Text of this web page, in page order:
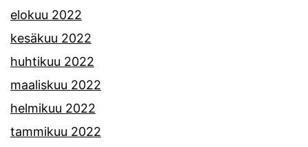
elokuu 2022
kesäkuu 2022
huhtikuu 2022
maaliskuu 2022
helmikuu 2022
tammikuu 2022